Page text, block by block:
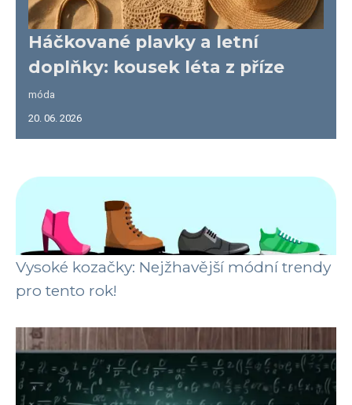
Háčkované plavky a letní
doplňky: kousek léta z příze
móda
20. 06. 2026
Vysoké kozačky: Nejžhavější módní trendy
pro tento rok!